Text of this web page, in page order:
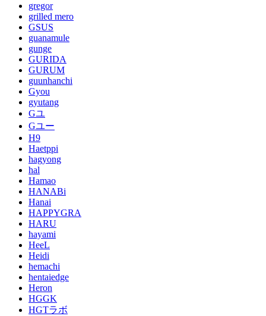
gregor
grilled mero
GSUS
guanamule
gunge
GURIDA
GURUM
guunhanchi
Gyou
gyutang
Gユ
Gユー
H9
Haetppi
hagyong
hal
Hamao
HANABi
Hanai
HAPPYGRA
HARU
hayami
HeeL
Heidi
hemachi
hentaiedge
Heron
HGGK
HGTラボ